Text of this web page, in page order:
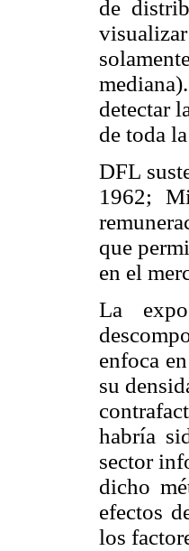
de
detectar
de toda
DFL
1962;
que
en el
La
enfoca
su
habría
sector
dicho
efectos
los